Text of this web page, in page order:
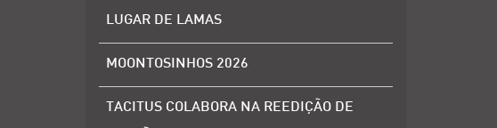
LUGAR DE LAMAS
MOONTOSINHOS 2026
TACITUS COLABORA NA REEDIÇÃO DE